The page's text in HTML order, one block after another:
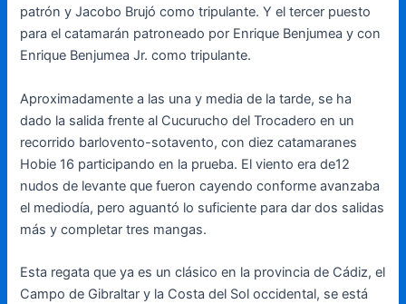
patrón y Jacobo Brujó como tripulante. Y el tercer puesto
para el catamarán patroneado por Enrique Benjumea y con
Enrique Benjumea Jr. como tripulante.
Aproximadamente a las una y media de la tarde, se ha
dado la salida frente al Cucurucho del Trocadero en un
recorrido barlovento-sotavento, con diez catamaranes
Hobie 16 participando en la prueba. El viento era de12
nudos de levante que fueron cayendo conforme avanzaba
el mediodía, pero aguantó lo suficiente para dar dos salidas
más y completar tres mangas.
Esta regata que ya es un clásico en la provincia de Cádiz, el
Campo de Gibraltar y la Costa del Sol occidental, se está